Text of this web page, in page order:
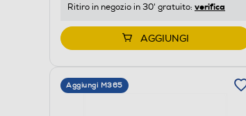
Ritiro in negozio in 30' gratuito: verifica
AGGIUNGI
Aggiungi M365